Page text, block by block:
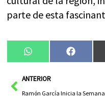
parte de esta
Compartir
en
WhatsApp
en
AntANTERIOR